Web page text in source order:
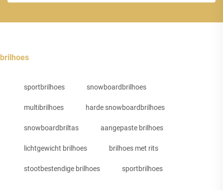
brilhoes
sportbrilhoes snowboardbrilhoes
multibrilhoes harde snowboardbrilhoes
snowboardbriltas aangepaste brilhoes
lichtgewicht brilhoes brilhoes met rits
stootbestendige brilhoes sportbrilhoes